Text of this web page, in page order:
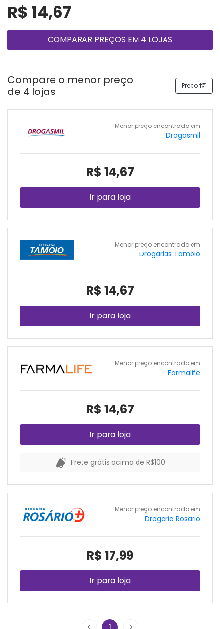
R$ 14,67
COMPARAR PREÇOS EM 4 LOJAS
Compare o menor preço
de 4 lojas
Preço
Menor preço encontrado em
Drogasmil
R$ 14,67
Ir para loja
Menor preço encontrado em
Drogarias Tamoio
R$ 14,67
Ir para loja
Menor preço encontrado em
Farmalife
R$ 14,67
Ir para loja
Frete grátis acima de R$100
Menor preço encontrado em
Drogaria Rosario
R$ 17,99
Ir para loja
1